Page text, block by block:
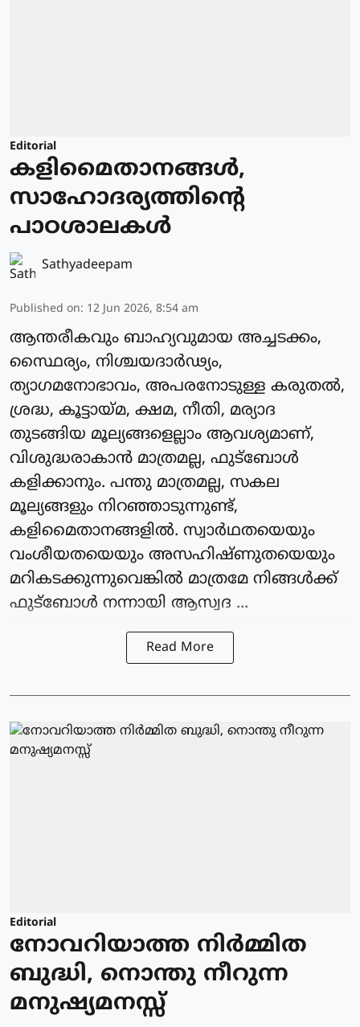
Editorial
കളിമൈതാനങ്ങള്‍,
സാഹോദര്യത്തിന്റെ
പാഠശാലകള്‍
Sathyadeepam
Published on: 12 Jun 2026, 8:54 am
ആന്തരീകവും ബാഹ്യവുമായ അച്ചടക്കം,
സ്ഥൈര്യം, നിശ്ചയദാര്‍ഢ്യം,
ത്യാഗമനോഭാവം, അപരനോടുള്ള കരുതല്‍,
ശ്രദ്ധ, കൂട്ടായ്മ, ക്ഷമ, നീതി, മര്യാദ
തുടങ്ങിയ മൂല്യങ്ങളെല്ലാം ആവശ്യമാണ്,
വിശുദ്ധരാകാന്‍ മാത്രമല്ല, ഫുട്‌ബോള്‍
കളിക്കാനും. പന്തു മാത്രമല്ല, സകല
മൂല്യങ്ങളും നിറഞ്ഞാടുന്നുണ്ട്,
കളിമൈതാനങ്ങളില്‍. സ്വാര്‍ഥതയെയും
വംശീയതയെയും അസഹിഷ്ണുതയെയും
മറികടക്കുന്നുവെങ്കില്‍ മാത്രമേ നിങ്ങള്‍ക്ക്
ഫുട്‌ബോള്‍ നന്നായി ആസ്വദ ...
Read More
Editorial
നോവറിയാത്ത നിർമ്മിത
ബുദ്ധി, നൊന്തു നീറുന്ന
മനുഷ്യമനസ്സ്